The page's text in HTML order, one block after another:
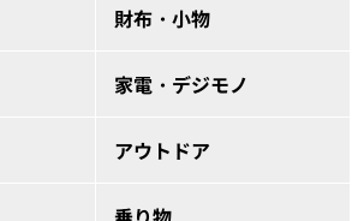
財布・小物
家電・デジモノ
アウトドア